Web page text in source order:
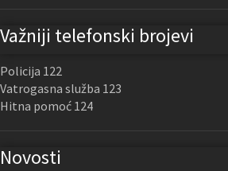
Važniji telefonski brojevi
Policija 122
Vatrogasna služba 123
Hitna pomoć 124
Novosti